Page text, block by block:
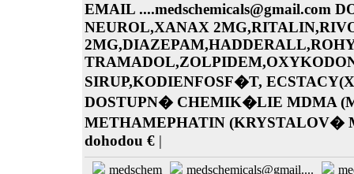
EMAIL ....medschemicals@gmail.com
NEUROL,XANAX
SIRUP,KODIENFOSF�T,
DOSTUPN� CHEMIK�LIE MDMA
METHAMEPHATIN (KRYSTALOV�
dohodou € |
medschem medschemicals@gmail....